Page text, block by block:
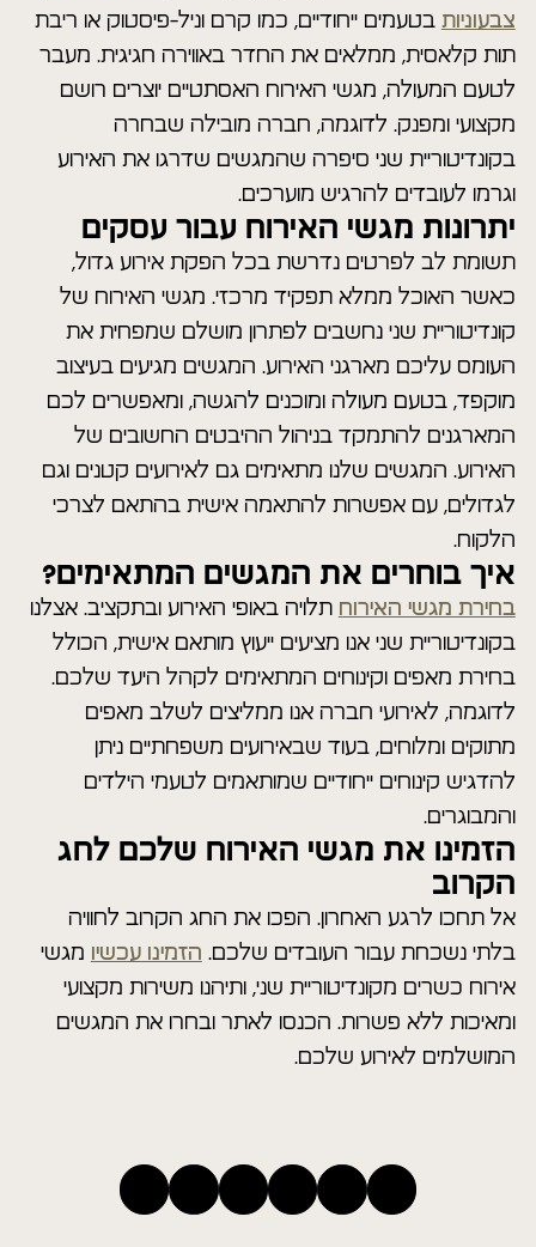
צבעוניות בטעמים ייחודיים, כמו קרם וניל-פיסטוק או ריבת
תות קלאסית, ממלאים את החדר באווירה חגיגית. מעבר
לטעם המעולה, מגשי האירוח האסתטיים יוצרים רושם
מקצועי ומפנק. לדוגמה, חברה מובילה שבחרה
בקונדיטוריית שני סיפרה שהמגשים שדרגו את האירוע
וגרמו לעובדים להרגיש מוערכים.
יתרונות מגשי האירוח עבור עסקים
תשומת לב לפרטים נדרשת בכל הפקת אירוע גדול,
כאשר האוכל ממלא תפקיד מרכזי. מגשי האירוח של
קונדיטוריית שני נחשבים לפתרון מושלם שמפחית את
העומס עליכם מארגני האירוע. המגשים מגיעים בעיצוב
מוקפד, בטעם מעולה ומוכנים להגשה, ומאפשרים לכם
המארגנים להתמקד בניהול ההיבטים החשובים של
האירוע. המגשים שלנו מתאימים גם לאירועים קטנים וגם
לגדולים, עם אפשרות להתאמה אישית בהתאם לצרכי
הלקוח.
איך בוחרים את המגשים המתאימים?
בחירת מגשי האירוח תלויה באופי האירוע ובתקציב. אצלנו
בקונדיטוריית שני אנו מציעים ייעוץ מותאם אישית, הכולל
בחירת מאפים וקינוחים המתאימים לקהל היעד שלכם.
לדוגמה, לאירועי חברה אנו ממליצים לשלב מאפים
מתוקים ומלוחים, בעוד שבאירועים משפחתיים ניתן
להדגיש קינוחים ייחודיים שמותאמים לטעמי הילדים
והמבוגרים.
הזמינו את מגשי האירוח שלכם לחג
הקרוב
אל תחכו לרגע האחרון. הפכו את החג הקרוב לחוויה
בלתי נשכחת עבור העובדים שלכם. הזמינו עכשיו מגשי
אירוח כשרים מקונדיטוריית שני, ותיהנו משירות מקצועי
ומאיכות ללא פשרות. הכנסו לאתר ובחרו את המגשים
המושלמים לאירוע שלכם.